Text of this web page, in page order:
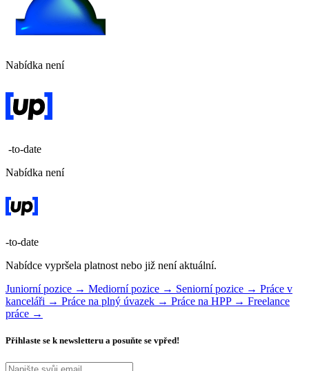
Nabídka není
-to-date
Nabídka není
-to-date
Nabídce vypršela platnost nebo již není aktuální.
Juniorní pozice → Mediorní pozice → Seniorní pozice → Práce v
kanceláři → Práce na plný úvazek → Práce na HPP → Freelance
práce →
Přihlaste se k newsletteru a posuňte se vpřed!